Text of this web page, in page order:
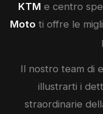
KTM e centro
Moto ti offre le
Il nostro team di
illustrarti i
straordinarie